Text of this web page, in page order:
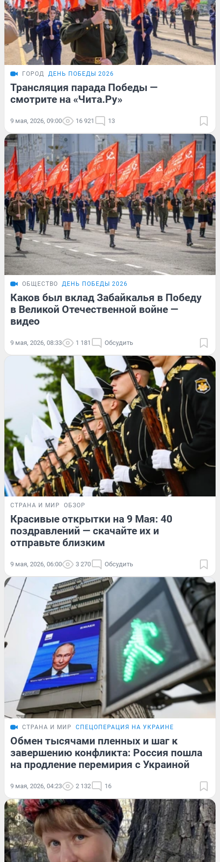
ГОРОД ДЕНЬ ПОБЕДЫ 2026
Трансляция парада Победы —
смотрите на «Чита.Ру»
9 мая, 2026, 09:00 16 921 13
ОБЩЕСТВО ДЕНЬ ПОБЕДЫ 2026
Каков был вклад Забайкалья в Победу
в Великой Отечественной войне —
видео
9 мая, 2026, 08:33 1 181 Обсудить
СТРАНА И МИР ОБЗОР
Красивые открытки на 9 Мая: 40
поздравлений — скачайте их и
отправьте близким
9 мая, 2026, 06:00 3 270 Обсудить
СТРАНА И МИР СПЕЦОПЕРАЦИЯ НА УКРАИНЕ
Обмен тысячами пленных и шаг к
завершению конфликта: Россия пошла
на продление перемирия с Украиной
9 мая, 2026, 04:23 2 132 16